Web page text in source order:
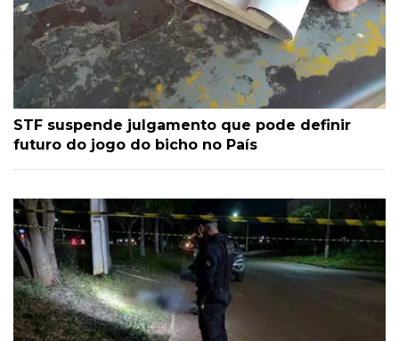
STF suspende julgamento que pode definir
futuro do jogo do bicho no País